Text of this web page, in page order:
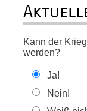
Kann der
werden?
Ja!
Nein!